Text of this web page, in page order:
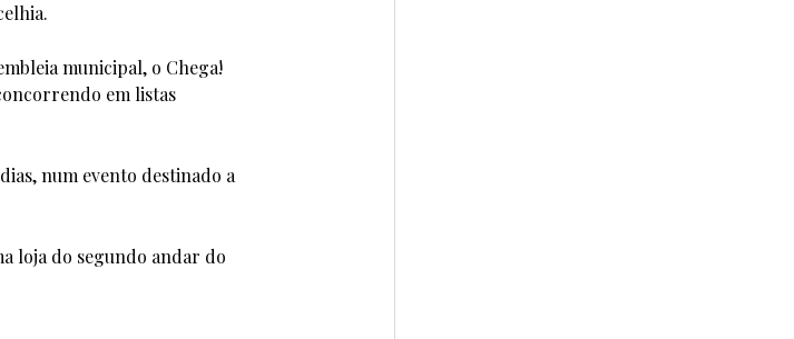
municipal, o Chega!
em listas
num evento destinado a
loja do segundo andar do